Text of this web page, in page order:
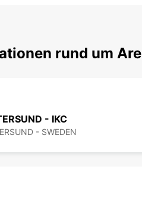
rund um Are
- IKC
- SWEDEN